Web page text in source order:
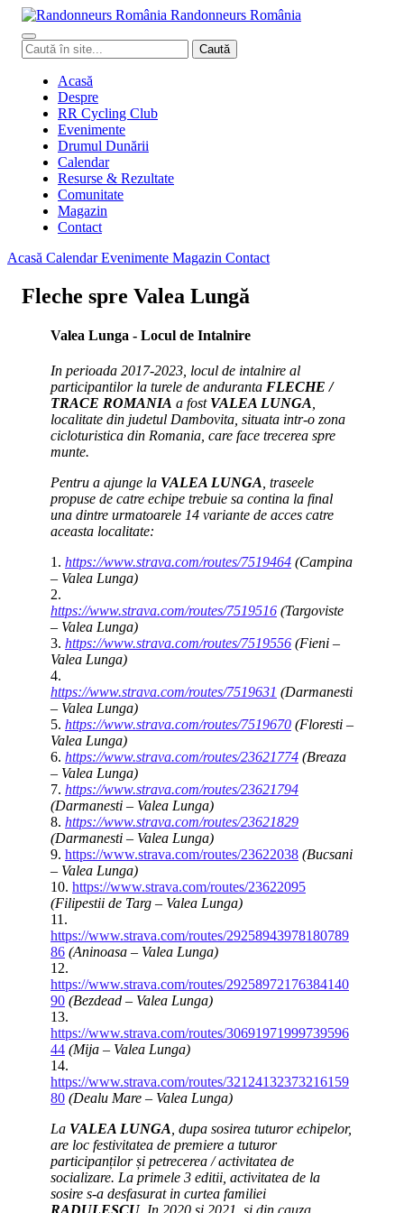
Randonneurs România
Caută
în
Caută
Acasă
Despre
RR Cycling Club
Evenimente
Drumul Dunării
Calendar
Resurse & Rezultate
Comunitate
Magazin
Contact
Acasă CalendarEvenimente Magazin Contact
Fleche spre Valea Lungă
Valea Lunga - Locul de Intalnire
In perioada 2017-2023, locul de intalnire al
participantilor la turele de anduranta FLECHE /
TRACE ROMANIA a fost VALEA LUNGA,
localitate din judetul Dambovita, situata intr-o zona
cicloturistica din Romania, care face trecerea spre
munte.
Pentru a ajunge la VALEA LUNGA, traseele
propuse de catre echipe trebuie sa contina la final
una dintre urmatoarele 14 variante de acces catre
aceasta localitate:
1. https://www.strava.com/routes/7519464 (Campina
– Valea Lunga)
2.
https://www.strava.com/routes/7519516 (Targoviste
– Valea Lunga)
3. https://www.strava.com/routes/7519556 (Fieni –
Valea Lunga)
4.
https://www.strava.com/routes/7519631 (Darmanesti
– Valea Lunga)
5. https://www.strava.com/routes/7519670 (Floresti –
Valea Lunga)
6. https://www.strava.com/routes/23621774 (Breaza
– Valea Lunga)
7. https://www.strava.com/routes/23621794
(Darmanesti – Valea Lunga)
8. https://www.strava.com/routes/23621829
(Darmanesti – Valea Lunga)
9. https://www.strava.com/routes/23622038 (Bucsani
– Valea Lunga)
10. https://www.strava.com/routes/23622095
(Filipestii de Targ – Valea Lunga)
11.
https://www.strava.com/routes/29258943978180789
86 (Aninoasa – Valea Lunga)
12.
https://www.strava.com/routes/29258972176384140
90 (Bezdead – Valea Lunga)
13.
https://www.strava.com/routes/30691971999739596
44 (Mija – Valea Lunga)
14.
https://www.strava.com/routes/32124132373216159
80 (Dealu Mare – Valea Lunga)
La VALEA LUNGA, dupa sosirea tuturor echipelor,
are loc festivitatea de premiere a tuturor
participanților și petrecerea / activitatea de
socializare. La primele 3 editii, activitatea de la
sosire s-a desfasurat in curtea familiei